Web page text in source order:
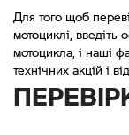
Для того щоб
мотоциклі, введіть
мотоцикла, і наші
технічних акцій і